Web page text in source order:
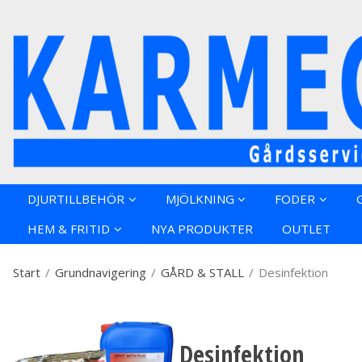
DJURTILLBEHÖR MJÖLKNING FODER
HEM & FRITID
NYA PRODUKTER OUTLET
Start / Grundnavigering / GÅRD & STALL / Desinfektion
Desinfektion